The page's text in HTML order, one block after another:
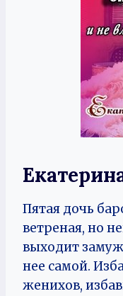
Пятая дочь
ветреная, но
выходит
нее самой.
женихов,